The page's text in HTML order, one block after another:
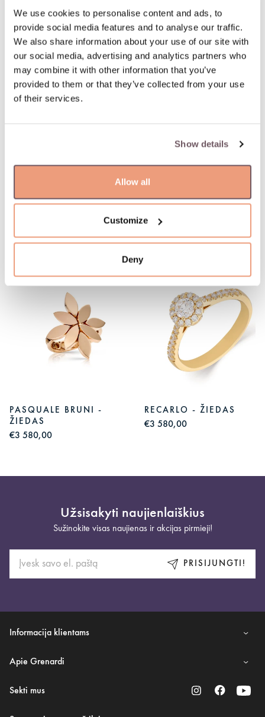
We use cookies to personalise content and ads, to
provide social media features and to analyse our traffic.
We also share information about your use of our site with
our social media, advertising and analytics partners who
may combine it with other information that you’ve
provided to them or that they’ve collected from your use
of their services.
Show details
Allow all
Customize
Deny
Akmuo:
- Deimantas (Akmens spalva: Ruda, Akmens svoris: 0.032ct),
- Rubinas (Akmens spalva: Raudona, Akmens svoris: 0.308ct),
- Topazas (Akmens spalva: Gaiši zils, Akmens svoris: 11.105ct),
- Turmalinas (Akmens spalva: Rožinis, Akmens svoris: 0.534ct)
Kolekcija: BAOBAB BUBBLES
Praba: 750
Jums gali patikti
PASQUALE BRUNI -
ŽIEDAS
€3 580,00
RECARLO - ŽIEDAS
€3 580,00
Užsisakyti naujienlaiškius
Sužinokite visas naujienas ir akcijas pirmieji!
PRISIJUNGTI!
Informacija klientams
Apie Grenardi
Sekti mus